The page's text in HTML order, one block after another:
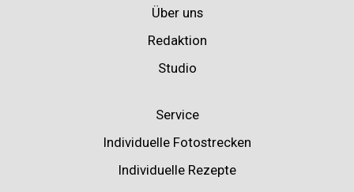
Über uns
Redaktion
Studio
Service
Individuelle Fotostrecken
Individuelle Rezepte